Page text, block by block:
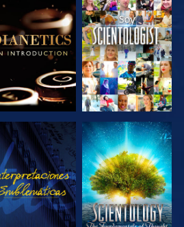
EXPLORA LAS
SERIES
VE
VE
EXPLORA LAS
SERIES